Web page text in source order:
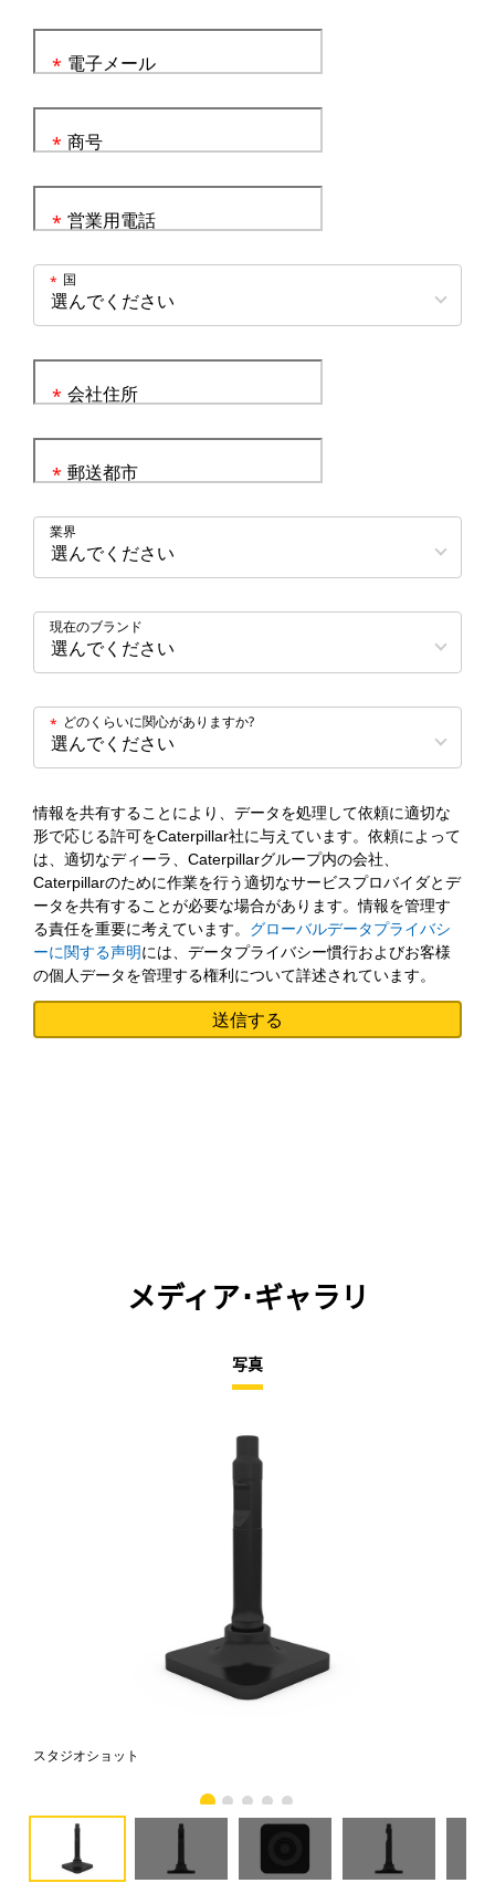
電子メール
*
商号
*
営業用電話
*
国
*
会社住所
*
郵送都市
*
業界
現在のブランド
どのくらいに関心がありますか?
*
情報を共有することにより、データを処理して依頼に適切な
形で応じる許可をCaterpillar社に与えています。依頼によって
は、適切なディーラ、Caterpillarグループ内の会社、
Caterpillarのために作業を行う適切なサービスプロバイダとデ
ータを共有することが必要な場合があります。情報を管理す
る責任を重要に考えています。 グローバルデータプライバシ
ーに関する声明には、データプライバシー慣行およびお客様
の個人データを管理する権利について詳述されています。
メディア･ギャラリ
写真
スタジオショット